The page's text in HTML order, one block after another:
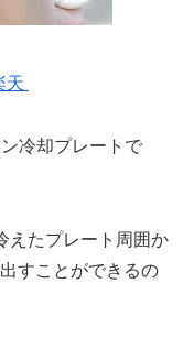
天
冷却プレートで
えたプレート周囲か
すことができるの